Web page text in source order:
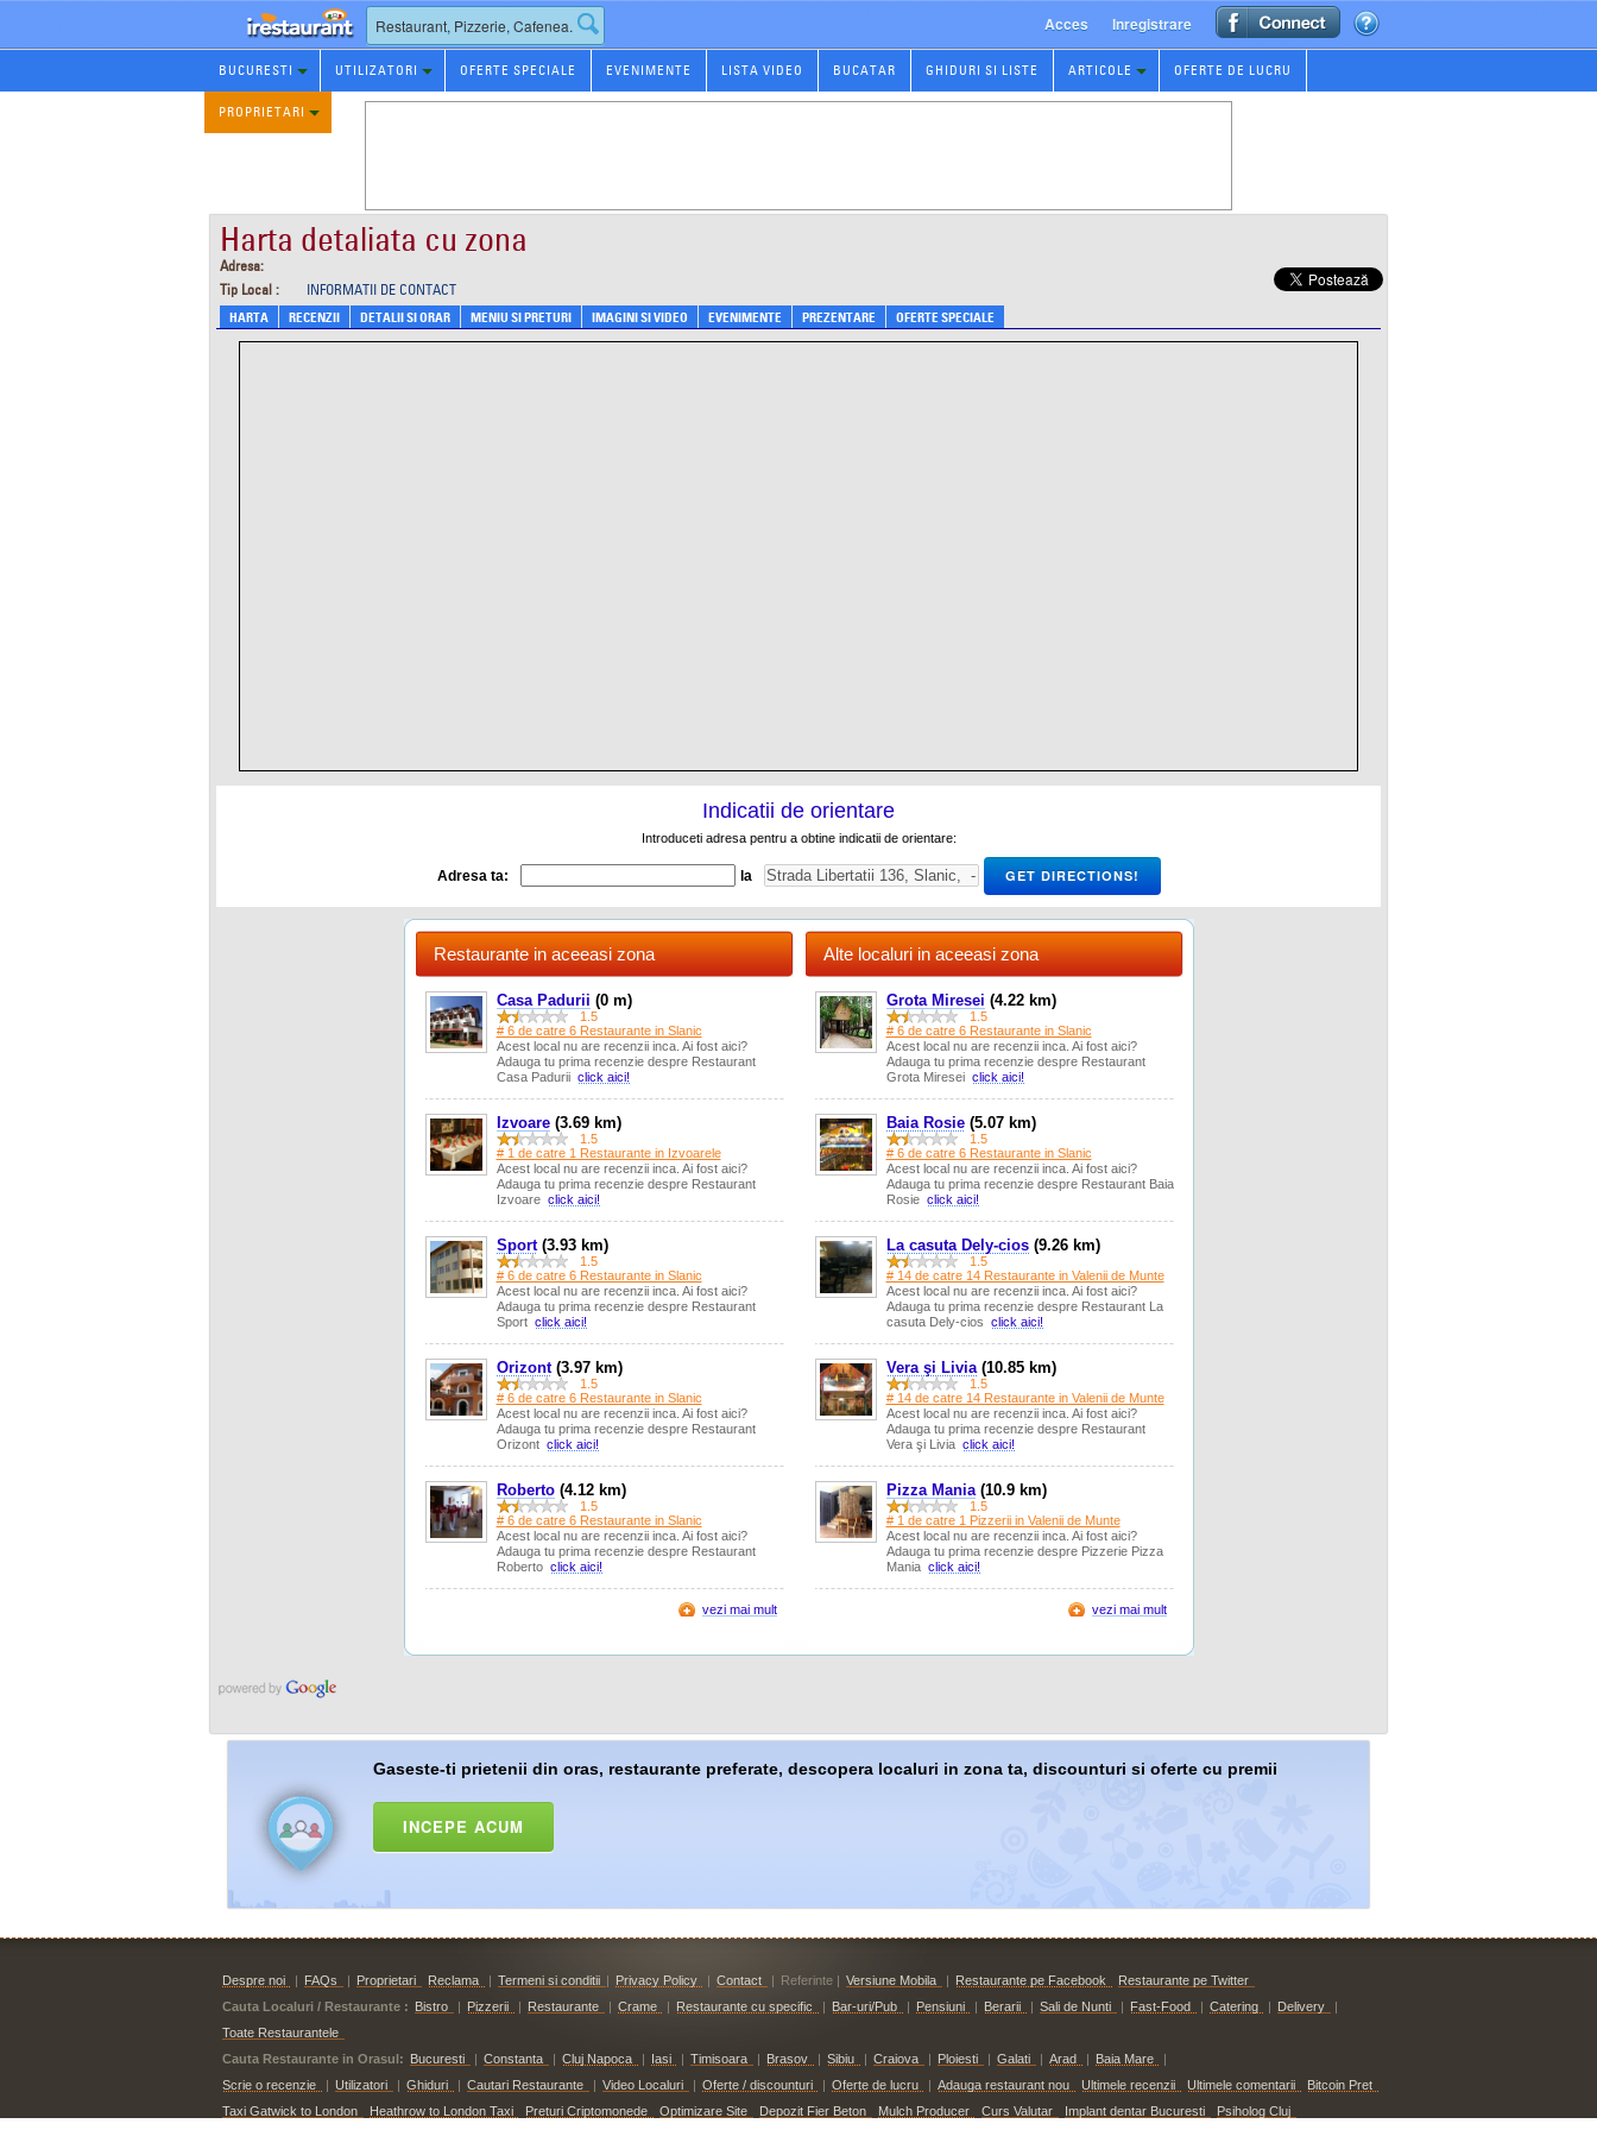
Rezervare
Restaurant
Acces Inregistrare
BUCURESTI UTILIZATORI OFERTE SPECIALE EVENIMENTE LISTA VIDEO BUCATAR GHIDURI SI LISTE ARTICOLE OFERTE DE LUCRU
PROPRIETARI
Harta detaliata cu zona
Adresa:
Tip Local :
INFORMATII DE CONTACT
HARTA RECENZII DETALII SI ORAR MENIU SI PRETURI IMAGINI SI VIDEO EVENIMENTE PREZENTARE OFERTE SPECIALE
Indicatii de orientare
Introduceti adresa pentru a obtine indicatii de orientare:
Adresa ta: la
Restaurante in aceeasi zona
Casa Padurii (0 m)
1.5
# 6 de catre 6 Restaurante in Slanic
Acest local nu are recenzii inca. Ai fost aici?
Adauga tu prima recenzie despre Restaurant
Casa Padurii click aici!
Izvoare(3.69 km)
1.5
# 1 de catre 1 Restaurante in Izvoarele
Acest local nu are recenzii inca. Ai fost aici?
Adauga tu prima recenzie despre Restaurant
Izvoare click aici!
Sport(3.93 km)
1.5
# 6 de catre 6 Restaurante in Slanic
Acest local nu are recenzii inca. Ai fost aici?
Adauga tu prima recenzie despre Restaurant
Sport click aici!
Orizont(3.97 km)
1.5
# 6 de catre 6 Restaurante in Slanic
Acest local nu are recenzii inca. Ai fost aici?
Adauga tu prima recenzie despre Restaurant
Orizont click aici!
Roberto(4.12 km)
1.5
# 6 de catre 6 Restaurante in Slanic
Acest local nu are recenzii inca. Ai fost aici?
Adauga tu prima recenzie despre Restaurant
Roberto click aici!
vezi mai mult
Alte localuri in aceeasi zona
Grota Miresei (4.22 km)
1.5
# 6 de catre 6 Restaurante in Slanic
Acest local nu are recenzii inca. Ai fost aici?
Adauga tu prima recenzie despre Restaurant
Grota Miresei click aici!
Baia Rosie(5.07 km)
1.5
# 6 de catre 6 Restaurante in Slanic
Acest local nu are recenzii inca. Ai fost aici?
Adauga tu prima recenzie despre Restaurant Baia
Rosie click aici!
La casuta Dely-cios(9.26 km)
1.5
# 14 de catre 14 Restaurante in Valenii de Munte
Acest local nu are recenzii inca. Ai fost aici?
Adauga tu prima recenzie despre Restaurant La
casuta Dely-cios click aici!
Vera şi Livia(10.85 km)
1.5
# 14 de catre 14 Restaurante in Valenii de Munte
Acest local nu are recenzii inca. Ai fost aici?
Adauga tu prima recenzie despre Restaurant
Vera şi Livia click aici!
Pizza Mania(10.9 km)
1.5
# 1 de catre 1 Pizzerii in Valenii de Munte
Acest local nu are recenzii inca. Ai fost aici?
Adauga tu prima recenzie despre Pizzerie Pizza
Mania click aici!
vezi mai mult
Gaseste-ti prietenii din oras, restaurante preferate, descopera localuri in zona ta, discounturi si oferte cu premii
INCEPE ACUM
Despre noi | FAQs | Proprietari Reclama | Termeni si conditii | Privacy Policy | Contact | Referinte | Versiune Mobila | Restaurante pe Facebook
Restaurante pe Twitter
Cauta Localuri / Restaurante : Bistro | Pizzerii | Restaurante | Crame | Restaurante cu specific | Bar-uri/Pub | Pensiuni | Berarii | Sali de Nunti | Fast-Food | Catering | Delivery
|
Toate Restaurantele
Cauta Restaurante in Orasul: Bucuresti | Constanta | Cluj Napoca | Iasi | Timisoara | Brasov | Sibiu | Craiova | Ploiesti | Galati | Arad | Baia Mare
|
Scrie o recenzie
| Utilizatori | Ghiduri | Cautari Restaurante | Video Localuri | Oferte / discounturi | Oferte de lucru | Adauga restaurant nou Ultimele recenzii
Ultimele comentarii
Taxi Gatwick to London
Bitcoin Pret
Heathrow to London Taxi
Preturi Criptomonede Optimizare Site Depozit Fier Beton Mulch Producer Curs Valutar Implant dentar Bucuresti Psiholog Cluj